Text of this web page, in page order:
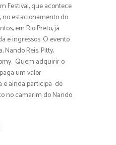
Festival, que acontece
no estacionamento do
em Rio Preto, já
e ingressos. O evento
Nando Reis, Pitty,
Quem adquirir o
um valor
e ainda participa de
no camarim do Nando